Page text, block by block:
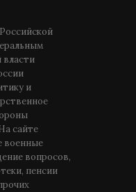
власти
и
сайте
военные
вопросов,
пенсии